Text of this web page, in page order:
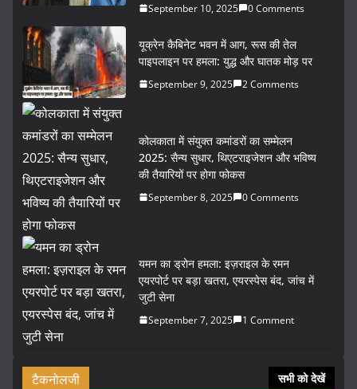
September 10, 2025 0 Comments
यूक्रेन कैबिनेट भवन में आग, रूस की तेल
पाइपलाइन पर हमला: युद्ध और घातक मोड़ पर
September 9, 2025 2 Comments
कोलकाता में संयुक्त कमांडरों का सम्मेलन
2025: सैन्य सुधार, थिएटराइजेशन और भविष्य
की तैयारियों पर होगा फोकस
September 8, 2025 0 Comments
यमन का ड्रोन हमला: इज़राइल के रमन
एयरपोर्ट पर बड़ा खतरा, एयरस्पेस बंद, जांच में
जुटी सेना
September 7, 2025 1 Comment
टैकनोलजी सभी को देखें